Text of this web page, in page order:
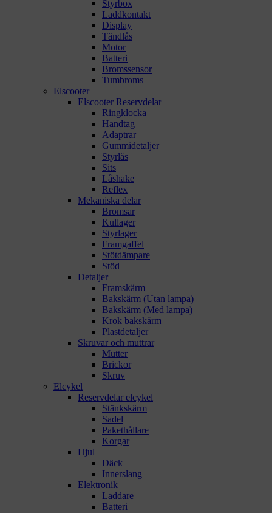
Styrbox
Laddkontakt
Display
Tändlås
Motor
Batteri
Bromssensor
Tumbroms
Elscooter
Elscooter Reservdelar
Ringklocka
Handtag
Adaptrar
Gummidetaljer
Styrlås
Sits
Låshake
Reflex
Mekaniska delar
Bromsar
Kullager
Styrlager
Framgaffel
Stötdämpare
Stöd
Detaljer
Framskärm
Bakskärm (Utan lampa)
Bakskärm (Med lampa)
Krok bakskärm
Plastdetaljer
Skruvar och muttrar
Mutter
Brickor
Skruv
Elcykel
Reservdelar elcykel
Stänkskärm
Sadel
Pakethållare
Korgar
Hjul
Däck
Innerslang
Elektronik
Laddare
Batteri